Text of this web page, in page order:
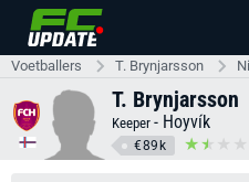
Voetballers T. Brynjarsson
T. Brynjarsson
Keeper - Hoyvík
€89k